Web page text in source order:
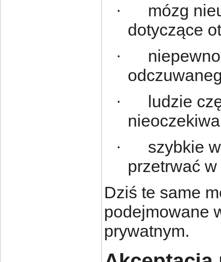
·
mózg
dotyczące
·
·
ludzie
·
szybkie
przetrwać
Dziś te same
podejmowane
prywatnym.